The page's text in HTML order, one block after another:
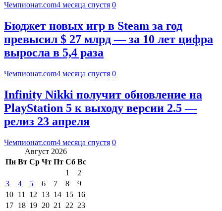
Чемпионат.com4 месяца спустя 0
Бюджет новых игр в Steam за год
превысил $ 27 млрд — за 10 лет цифра
выросла в 5,4 раза
Чемпионат.com4 месяца спустя 0
Infinity Nikki получит обновление на
PlayStation 5 к выходу версии 2.5 —
релиз 23 апреля
Чемпионат.com4 месяца спустя 0
Август 2026
Пн Вт Ср Чт Пт Сб Вс
1
2
3
4 5 6 7 8
9
10 11 12 13 14 15 16
17 18 19 20 21 22 23